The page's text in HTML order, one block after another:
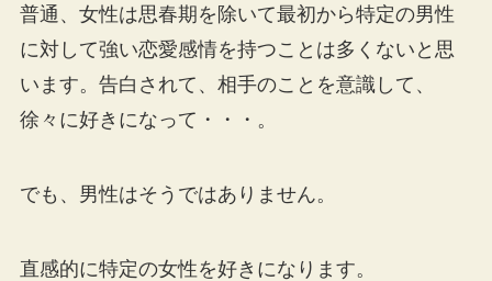
普通、女性は思春期を除いて最初から特定の男性
に対して強い恋愛感情を持つことは多くないと思
います。告白されて、相手のことを意識して、
徐々に好きになって・・・。
でも、男性はそうではありません。
直感的に特定の女性を好きになります。